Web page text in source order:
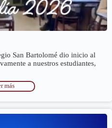
San Bartolomé dio inicio al
a nuestros estudiantes,
más